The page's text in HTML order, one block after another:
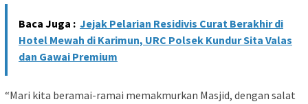
Baca Juga : Jejak Pelarian Residivis Curat Berakhir di
Hotel Mewah di Karimun, URC Polsek Kundur Sita Valas
dan Gawai Premium
“Mari kita beramai-ramai memakmurkan Masjid, dengan salat